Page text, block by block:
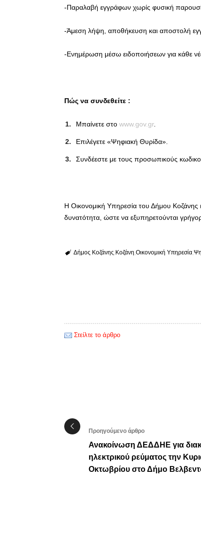
-Παραλαβή εγγράφων χωρίς φυσική
-Άμεση λήψη, αποθήκευση και αποστολή
-Ενημέρωση μέσω ειδοποιήσεων για κάθε
Πώς να συνδεθείτε :
Μπαίνετε στο www.gov.gr.
Επιλέγετε «Ψηφιακή Θυρίδα».
Συνδέεστε με τους προσωπικούς
Η Οικονομική Υπηρεσία του Δήμου Κοζάνης
δυνατότητα, ώστε να εξυπηρετούνται
Δήμος Κοζάνης Κοζάνη Οικονομική Υπηρεσία
Στείλτε το άρθρο
Προηγούμενο άρθρο
Ανακοίνωση ΔΕΔΔΗΕ για
ηλεκτρικού ρεύματος την
Οκτωβρίου στο Δήμο